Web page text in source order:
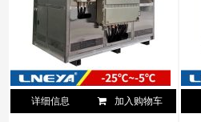
详细信息 加入购物车